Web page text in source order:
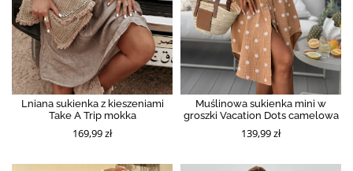
Lniana sukienka z kieszeniami
Take A Trip mokka
169,99 zł
Muślinowa sukienka mini w
groszki Vacation Dots camelowa
139,99 zł